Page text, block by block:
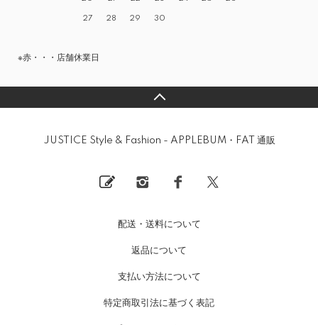
27 28 29 30
※赤・・・店舗休業日
JUSTICE Style & Fashion - APPLEBUM・FAT 通販
配送・送料について
返品について
支払い方法について
特定商取引法に基づく表記